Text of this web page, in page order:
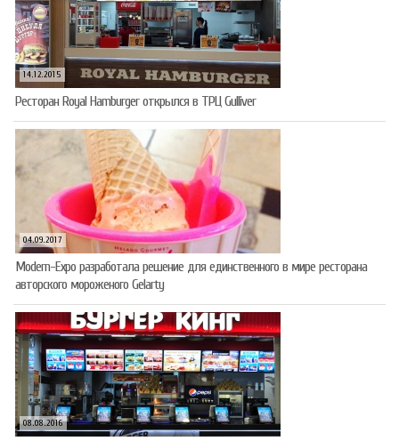
14.12.2015
Ресторан Royal Hamburger открылся в ТРЦ Gulliver
04.09.2017
Modern-Expo разработала решение для единственного в мире ресторана
авторского мороженого Gelarty
08.08.2016